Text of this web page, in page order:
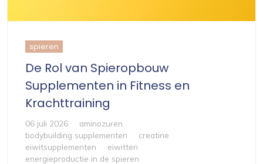
spieren
De Rol van Spieropbouw
Supplementen in Fitness en
Krachttraining
06 juli 2026
aminozuren
bodybuilding supplementen
creatine
eiwitsupplementen
eiwitten
energieproductie in de spieren